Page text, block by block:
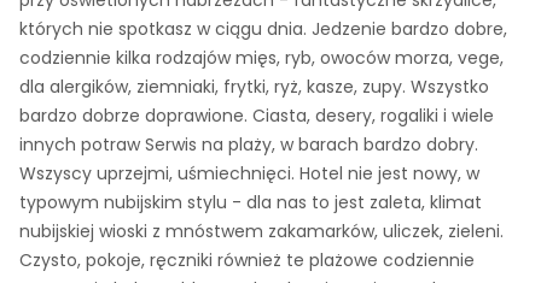
których nie spotkasz w ciągu dnia. Jedzenie bardzo dobre,
codziennie kilka rodzajów mięs, ryb, owoców morza, vege,
dla alergików, ziemniaki, frytki, ryż, kasze, zupy. Wszystko
bardzo dobrze doprawione. Ciasta, desery, rogaliki i wiele
innych potraw Serwis na plaży, w barach bardzo dobry.
Wszyscy uprzejmi, uśmiechnięci. Hotel nie jest nowy, w
typowym nubijskim stylu - dla nas to jest zaleta, klimat
nubijskiej wioski z mnóstwem zakamarków, uliczek, zieleni.
Czysto, pokoje, ręczniki również te plażowe codziennie